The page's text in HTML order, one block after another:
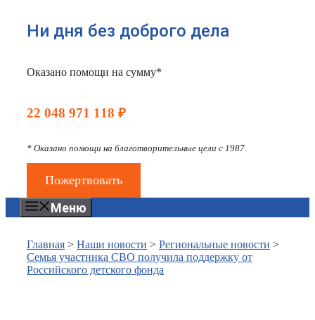
Ни дня без доброго дела
Оказано помощи на сумму*
22 048 971 118 ₽
* Оказано помощи на благотворительные цели с 1987.
Пожертвовать
Меню
Главная > Наши новости > Региональные новости >
Семья участника СВО получила поддержку от
Российского детского фонда